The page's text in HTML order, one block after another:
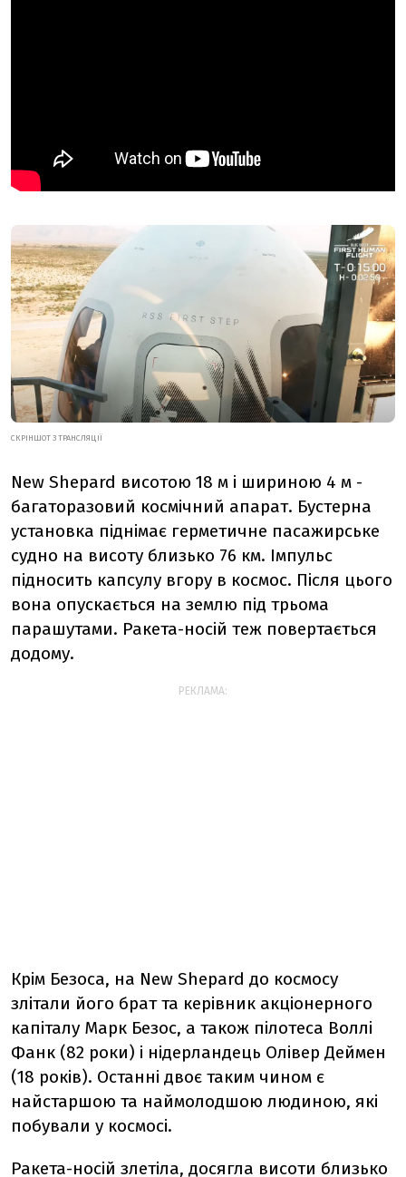
СКРІНШОТ З ТРАНСЛЯЦІЇ
New Shepard висотою 18 м і шириною 4 м -
багаторазовий космічний апарат. Бустерна
установка піднімає герметичне пасажирське
судно на висоту близько 76 км. Імпульс
підносить капсулу вгору в космос. Після цього
вона опускається на землю під трьома
парашутами. Ракета-носій теж повертається
додому.
РЕКЛАМА:
Крім Безоса, на New Shepard до космосу
злітали його брат та керівник акціонерного
капіталу Марк Безос, а також пілотеса Воллі
Фанк (82 роки) і нідерландець Олівер Деймен
(18 років). Останні двоє таким чином є
найстаршою та наймолодшою людиною, які
побували у космосі.
Ракета-носій злетіла, досягла висоти близько